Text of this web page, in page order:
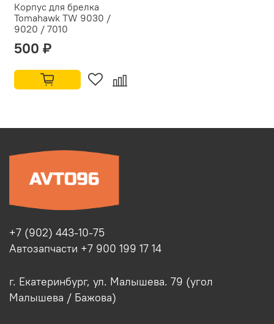
Корпус для брелка
Tomahawk TW 9030 /
9020 / 7010
500 ₽
+7 (902) 443-10-75
Автозапчасти +7 900 199 17 14
г. Екатеринбург, ул. Малышева. 79 (угол
Малышева / Бажова)